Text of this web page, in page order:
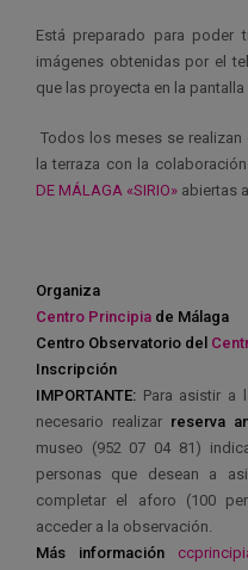
Está preparado para poder
imágenes obtenidas por el
que las proyecta en la pantalla
Todos los meses se
la terraza con la
DE MÁLAGA «SIRIO» abiertas
Organiza
Centro Principia de Málaga
Centro Observatorio del
Inscripción
IMPORTANTE: Para asistir a
necesario realizar reserva
museo (952 07 04 81)
personas que desean a
completar el aforo (100
acceder a la observación.
Más información